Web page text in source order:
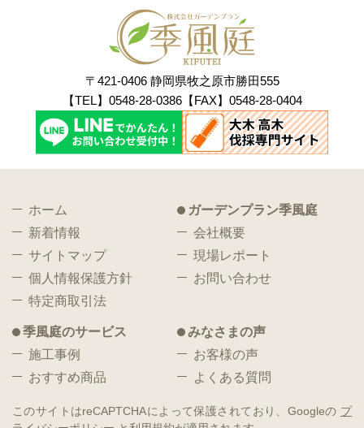
〒421-0406 静岡県牧之原市勝田555
【TEL】0548-28-0386【FAX】0548-28-0404
ホーム
新着情報
サイトマップ
個人情報保護方針
特定商取引法
ガーデンプラン季風庭
会社概要
現場レポート
お問い合わせ
季風庭のサービス
施工事例
おすすめ商品
みなさまの声
お客様の声
よくある質問
このサイトはreCAPTCHAによって保護されており、Googleの プ